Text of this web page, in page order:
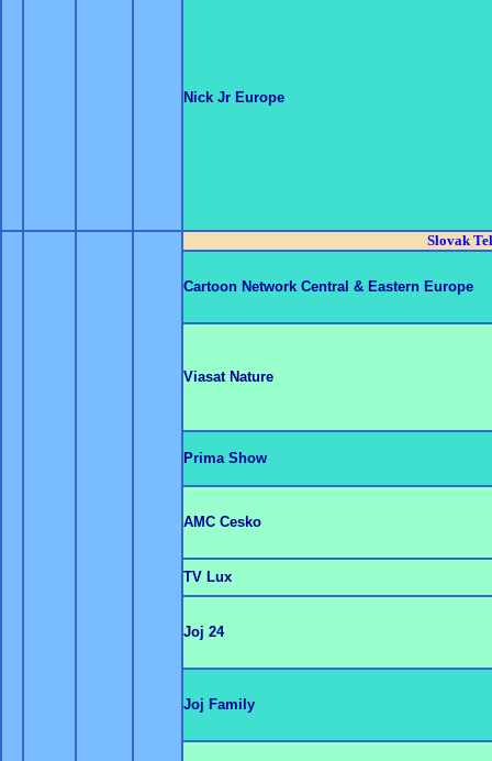
Nick Jr Europe
Slovak
Cartoon Network Central & Eastern Europe
Viasat Nature
Prima Show
AMC Cesko
TV Lux
Joj 24
Joj Family